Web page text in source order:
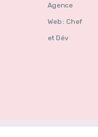
Agence
Web : Chef
et Dév